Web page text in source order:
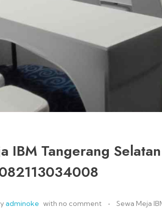
IBM Tangerang
adminoke with no comment Sewa Meja